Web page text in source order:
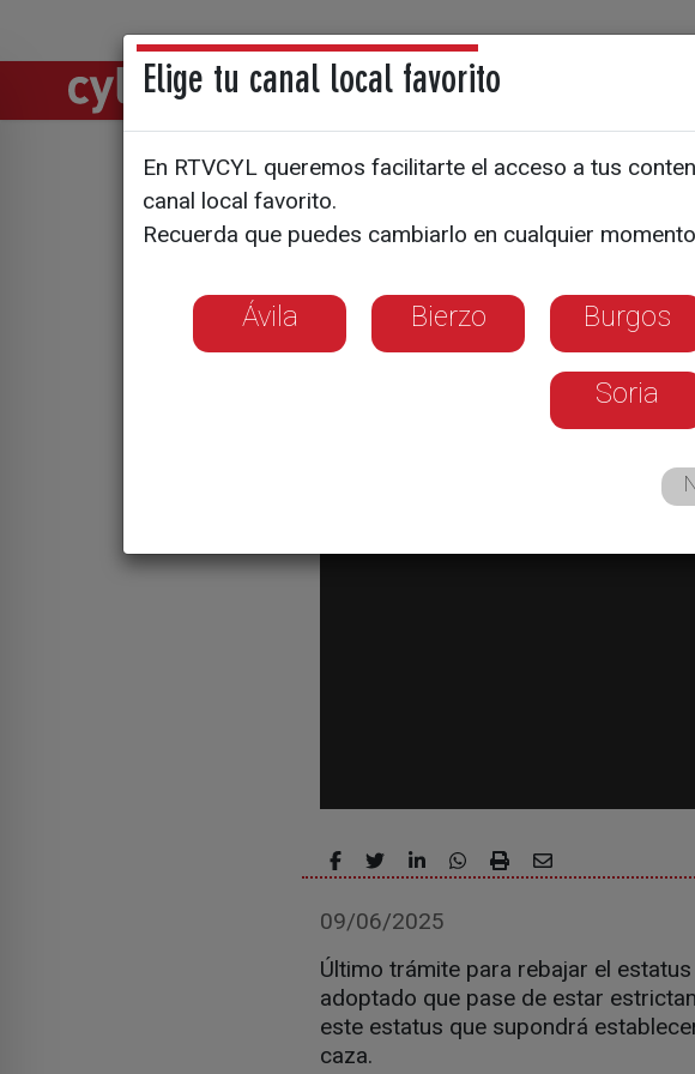
Directos Noticias
El lobo ya no es
09/06/2025
Último trámite para rebajar el
adoptado que pase de estar
este estatus que supondrá
caza.
Elige tu canal local favorito
En RTVCYL queremos facilitarte el acceso a tus
canal local favorito.
Recuerda que puedes cambiarlo en cualquier
Ávila Bierzo Burgos
Soria